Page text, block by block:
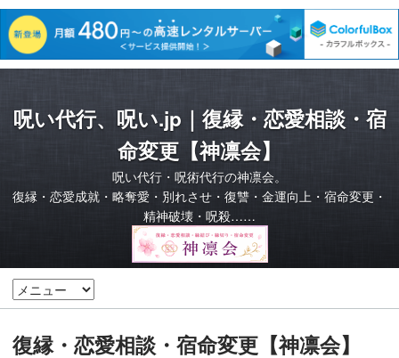
呪い代行、呪い.jp｜復縁・恋愛相談・宿
命変更【神凛会】
呪い代行・呪術代行の神凛会。
復縁・恋愛成就・略奪愛・別れさせ・復讐・金運向上・宿命変更・
精神破壊・呪殺……
復縁・恋愛相談・宿命変更【神凛会】